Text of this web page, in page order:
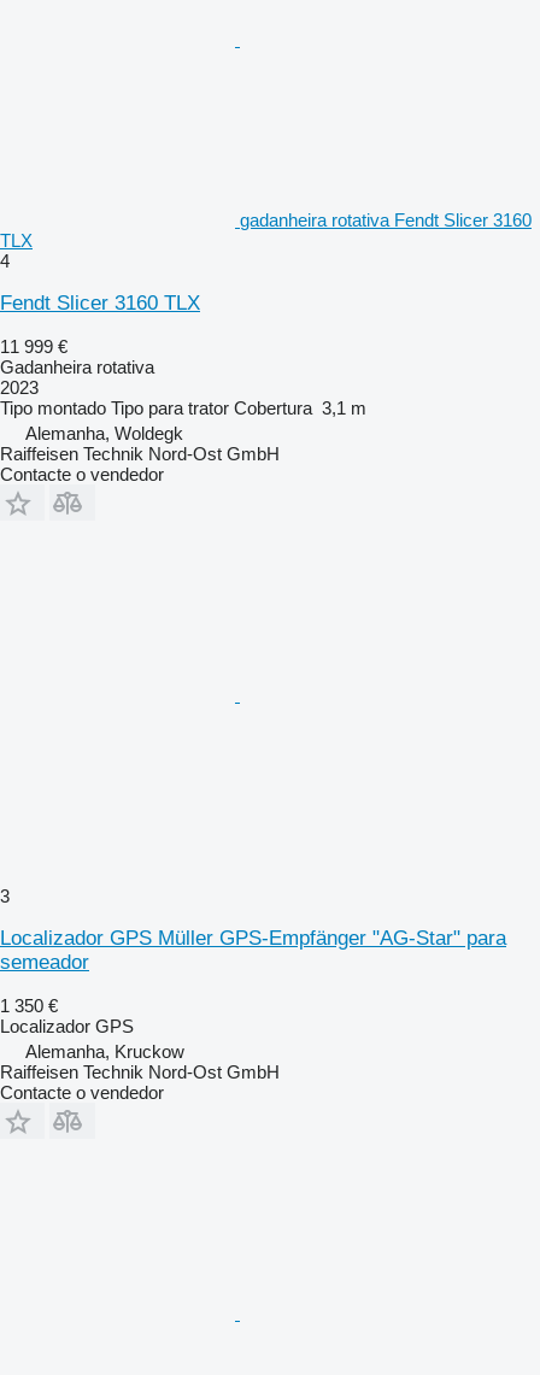
gadanheira rotativa Fendt Slicer 3160
TLX
4
Fendt Slicer 3160 TLX
11 999 €
Gadanheira rotativa
2023
Tipo montado Tipo para trator Cobertura 3,1 m
Alemanha, Woldegk
Raiffeisen Technik Nord-Ost GmbH
Contacte o vendedor
3
Localizador GPS Müller GPS-Empfänger "AG-Star" para
semeador
1 350 €
Localizador GPS
Alemanha, Kruckow
Raiffeisen Technik Nord-Ost GmbH
Contacte o vendedor